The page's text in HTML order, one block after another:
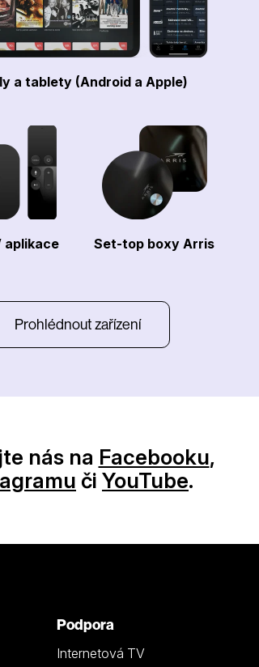
a tablety (Android a Apple)
aplikace Set-top boxy Arris
Prohlédnout zařízení
nás na Facebooku,
či YouTube.
Podpora
Internetová TV